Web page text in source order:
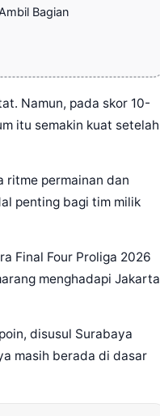
Bagian
Namun, pada skor 10-
itu semakin kuat setelah
ritme permainan dan
penting bagi tim milik
Final Four Proliga 2026
menghadapi Jakarta
disusul Surabaya
masih berada di dasar